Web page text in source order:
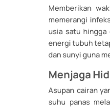
Memberikan
memerangi
usia satu hingga
energi tubuh
dan sunyi guna
Menjaga
Asupan cairan
suhu panas